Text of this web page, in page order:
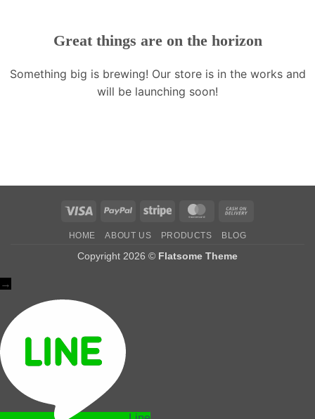
Great things are on the horizon
Something big is brewing! Our store is in the works and
will be launching soon!
Visa PayPal Stripe MasterCard
HOME ABOUT US PRODUCTS BLOG
Copyright 2026 © Flatsome Theme
→